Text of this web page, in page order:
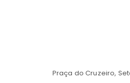
Praça do Cruzeiro,